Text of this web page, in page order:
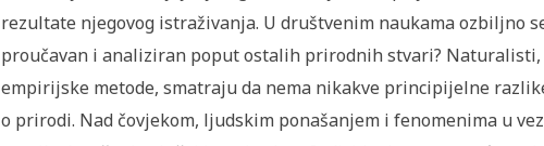
rezultate njegovog istraživanja. U društvenim naukama ozbiljno
proučavan i analiziran poput ostalih prirodnih stvari?
empirijske metode, smatraju da nema nikakve principijelne
o prirodi. Nad čovjekom, ljudskim ponašanjem i fenomenima u